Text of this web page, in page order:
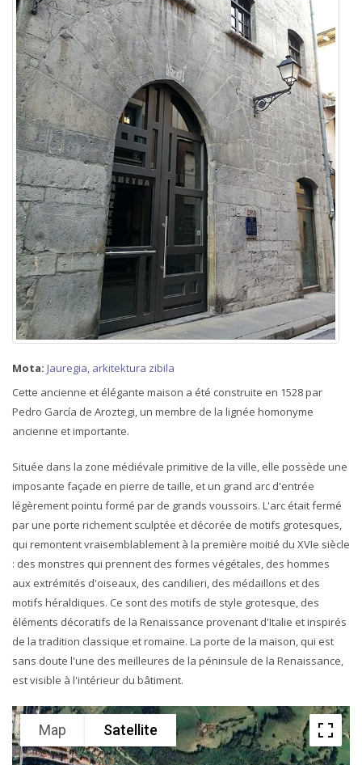
Mota: Jauregia, arkitektura zibila
Cette ancienne et élégante maison a été construite en 1528 par
Pedro García de Aroztegi, un membre de la lignée homonyme
ancienne et importante.
Située dans la zone médiévale primitive de la ville, elle possède une
imposante façade en pierre de taille, et un grand arc d'entrée
légèrement pointu formé par de grands voussoirs. L'arc était fermé
par une porte richement sculptée et décorée de motifs grotesques,
qui remontent vraisemblablement à la première moitié du XVIe siècle
: des monstres qui prennent des formes végétales, des hommes
aux extrémités d'oiseaux, des candilieri, des médaillons et des
motifs héraldiques. Ce sont des motifs de style grotesque, des
éléments décoratifs de la Renaissance provenant d'Italie et inspirés
de la tradition classique et romaine. La porte de la maison, qui est
sans doute l'une des meilleures de la péninsule de la Renaissance,
est visible à l'intérieur du bâtiment.
Map Satellite